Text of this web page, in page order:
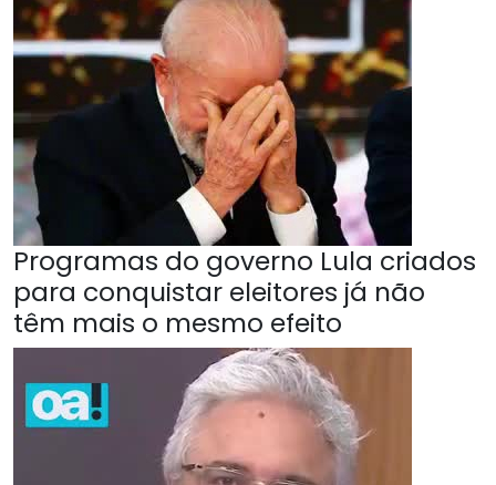
Programas do governo Lula criados
para conquistar eleitores já não
têm mais o mesmo efeito